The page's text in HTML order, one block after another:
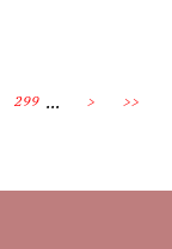
299 ... > >>